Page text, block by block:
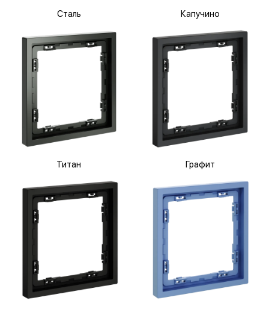
Сталь Капучино
Титан Графит